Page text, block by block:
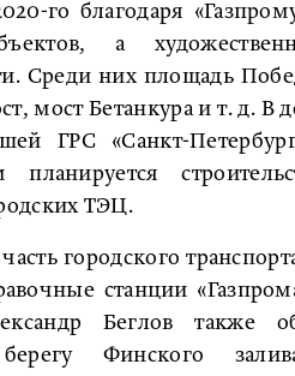
го благодаря
а
Среди них площадь
мост Бетанкура и т. д. В
ГРС «Санкт-
ТЭЦ.
городского
станции
Беглов также
Финского